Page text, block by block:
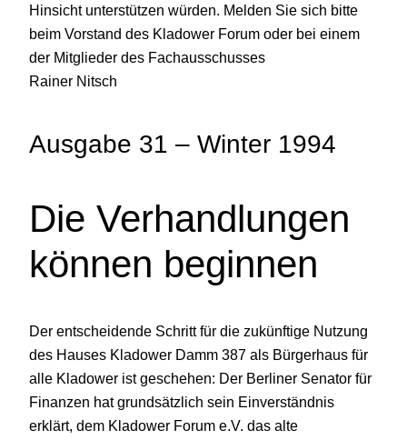
Hinsicht unterstützen würden. Melden Sie sich bitte
beim Vorstand des Kladower Forum oder bei einem
der Mitglieder des Fachausschusses
Rainer Nitsch
Ausgabe 31 – Winter 1994
Die Verhandlungen
können beginnen
Der entscheidende Schritt für die zukünftige Nutzung
des Hauses Kladower Damm 387 als Bürgerhaus für
alle Kladower ist geschehen: Der Berliner Senator für
Finanzen hat grundsätzlich sein Einverständnis
erklärt, dem Kladower Forum e.V. das alte